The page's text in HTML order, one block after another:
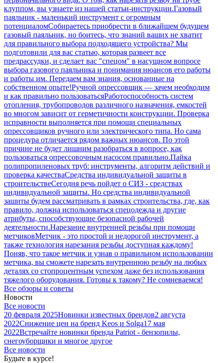
клуппом, вы узнаете из нашей статьи-инструкции.Газовый
паяльник - маленький инструмент с огромным
потенциаломСобираетесь приобрести в ближайшем будущем
газовый паяльник, но боитесь, что знаний ваших не хватит
для правильного выбора подходящего устройства? Мы
подготовили для вас статью, которая развеет все
предрассудки, и сделает вас "спецом" в насущном вопросе
выбора газового паяльника и понимания нюансов его работы
и работы им. Передаем вам знания, основанные на
собственном опыте!Ручной опрессовщик — зачем необходим
и как правильно пользоватьсяРаботоспособность систем
отопления, трубопроводов различного назначения, емкостей
во многом зависит от герметичности конструкции. Проверка
исправности выполняется при помощи специальных
опрессовщиков ручного или электрического типа. Но сама
процедура отличается рядом важных нюансов. По этой
причине не будет лишним разобраться в вопросе, как
пользоваться опрессовочным насосом правильно.Пайка
полипропиленовых труб: инструменты, алгоритм действий и
проверка качестваСредства индивидуальной защиты в
строительствеСегодня речь пойдет о СИЗ - средствах
индивидуальной защиты. Но средства индивидуальной
зашиты будем рассматривать в рамках строительства, где, как
правило, должна использоваться спецодежда и другие
атрибуты, способствующие безопасной рабочей
деятельности.Нарезание внутренней резьбы при помощи
метчиковМетчик - это простой и недорогой инструмент, а
также технология нарезания резьбы доступная каждому!
Поняв, что такое метчик и узнав о правильном использовании
метчика, вы сможете нарезать внутреннюю резьбу на любых
деталях со стопроцентным успехом даже без использования
тяжелого оборудования. Готовы к такому? Не сомневаемся!
Все обзоры и советы
Новости
Все новости
20 февраля 2025Новинки известных брендов2 августа
2022Снижение цен на бренд Keos и Solga17 мая
2022Встречайте новинки бренда Patriot - бензопилы,
снегоуборщики и многое другое
Все новости
Будьте в курсе!